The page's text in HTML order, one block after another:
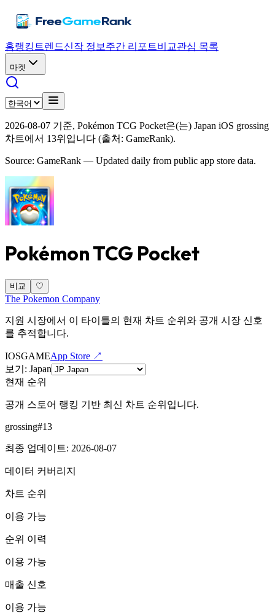
홈랭킹 트렌드신작 정보 주간 리포트비교관심 목록
마켓
2026-08-07 기준, Pokémon TCG Pocket은(는) Japan iOS grossing
차트에서 13위입니다 (출처: GameRank).
Source: GameRank — Updated daily from public app store data.
Pokémon TCG Pocket
비교 ♡
The Pokemon Company
지원 시장에서 이 타이틀의 현재 차트 순위와 공개 시장 신호
를 추적합니다.
IOSGAMEApp Store ↗
보기 : Japan
현재 순위
공개 스토어 랭킹 기반 최신 차트 순위입니다.
grossing#13
최종 업데이트: 2026-08-07
데이터 커버리지
차트 순위
이용 가능
순위 이력
이용 가능
매출 신호
이용 가능